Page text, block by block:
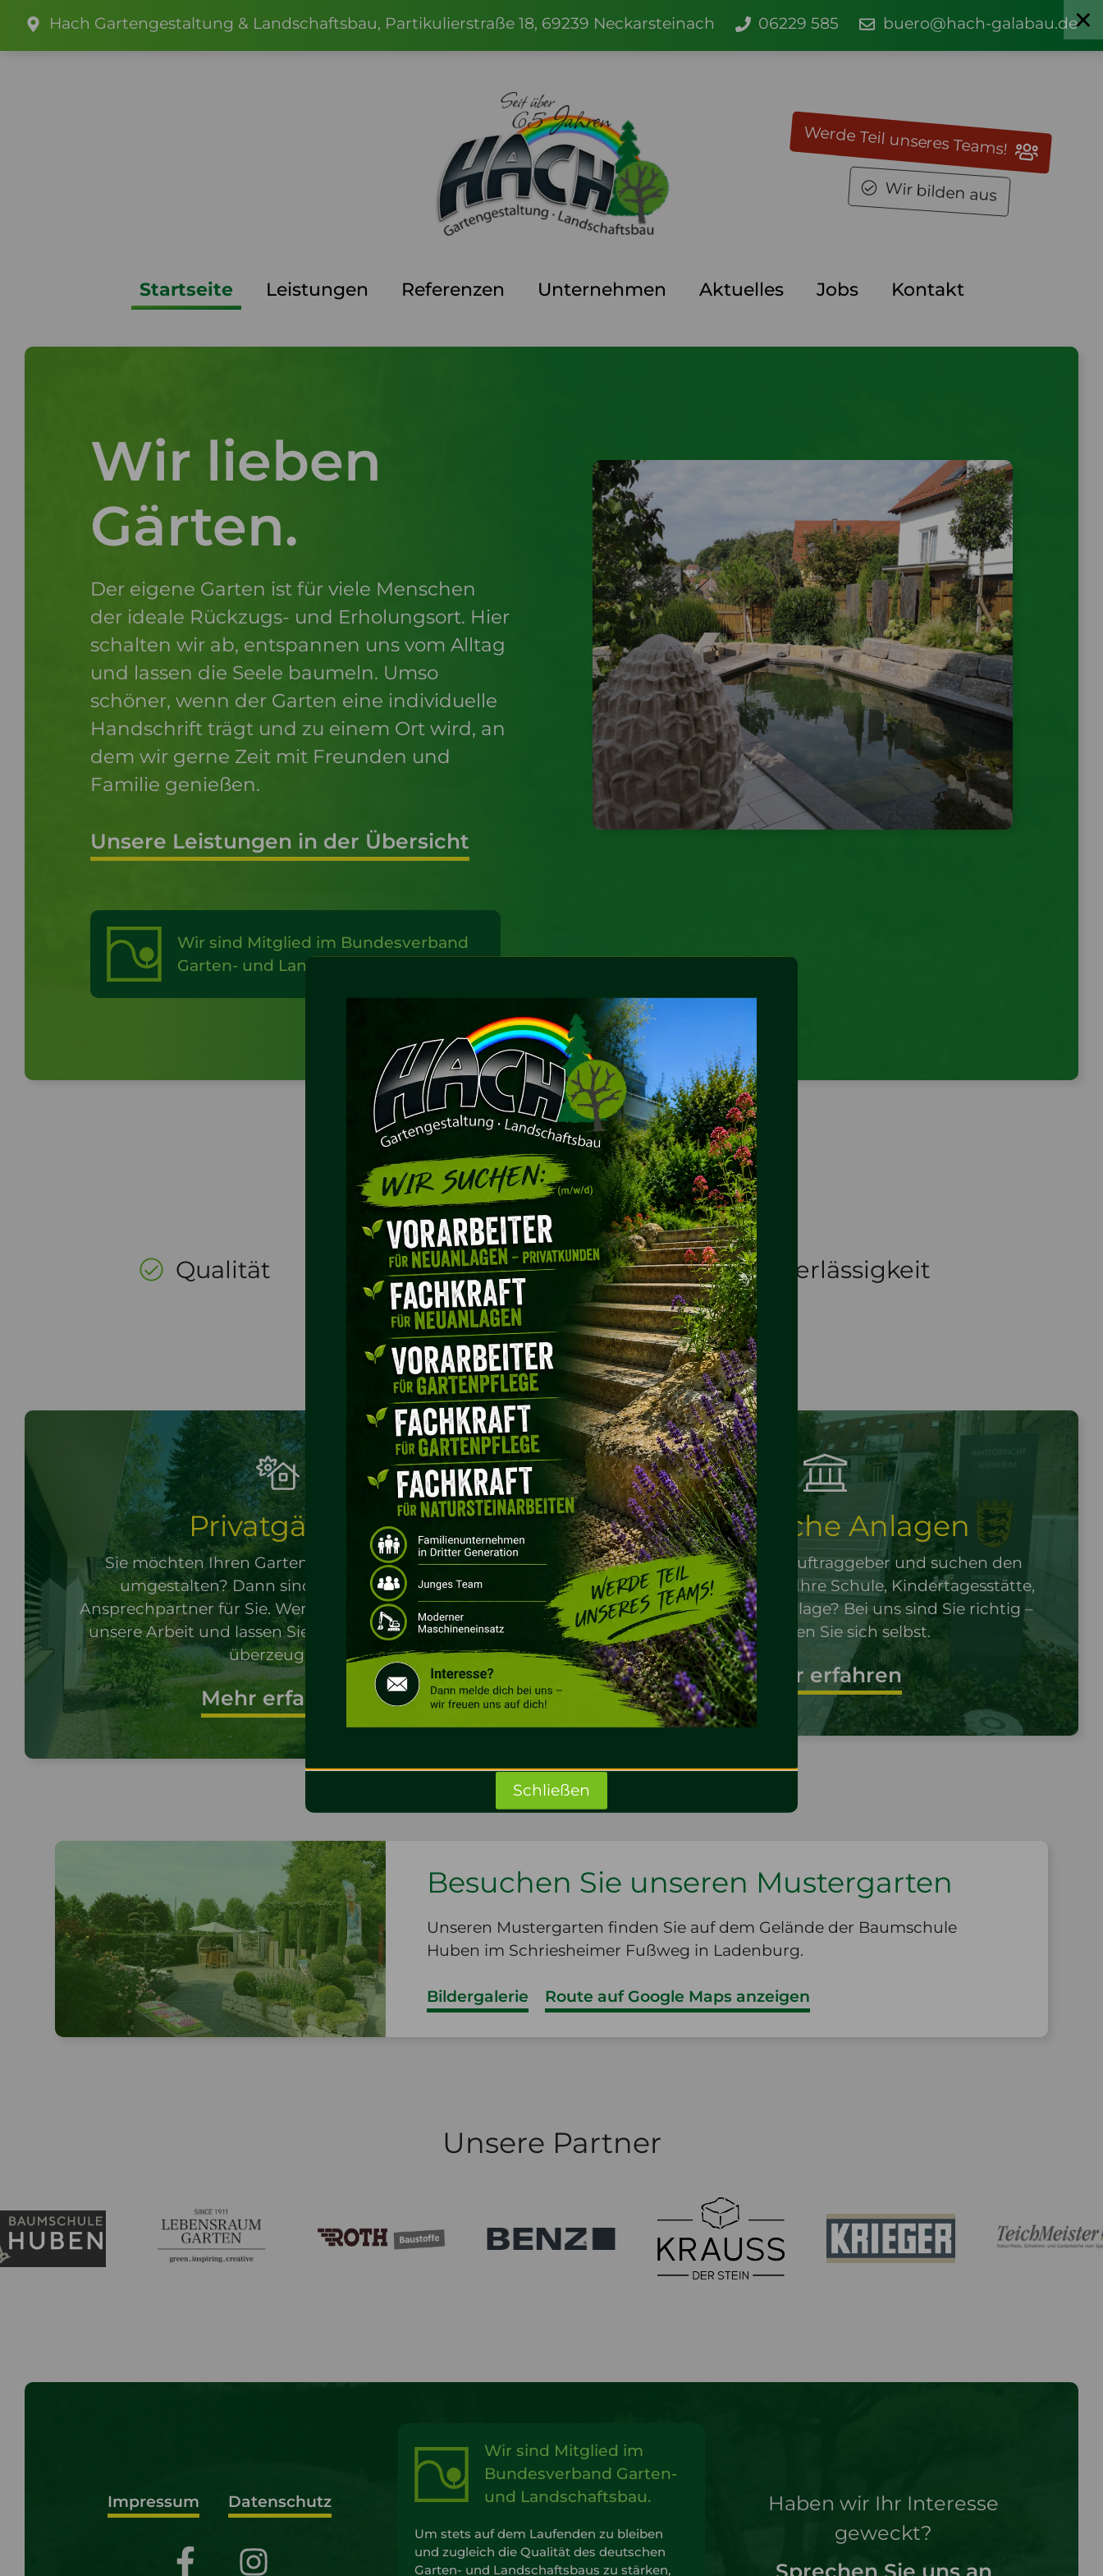
Inhalt
springen
Hach Gartengestaltung & Landschaftsbau, Partikulierstraße 18, 69239 Neckarsteinach 06229 585 buero@hach-galabau.de
Werde Teil unseres Teams!
Wir bilden aus
Startseite Leistungen Referenzen Unternehmen Aktuelles Jobs Kontakt
Wir lieben
Gärten.
Der eigene Garten ist für viele Menschen
der ideale Rückzugs- und Erholungsort. Hier
schalten wir ab, entspannen uns vom Alltag
und lassen die Seele baumeln. Umso
schöner, wenn der Garten eine individuelle
Handschrift trägt und zu einem Ort wird, an
dem wir gerne Zeit mit Freunden und
Familie genießen.
Unsere Leistungen in der Übersicht
Wir sind Mitglied im Bundesverband
Garten- und Landschaftsbau.
Seit über 65 Jahren
Qualität Erfahrung Kompetenz
Zuverlässigkeit
Kreativität
Privatgärten
Sie möchten Ihren Garten neu anlegen oder
umgestalten? Dann sind wir der richtige
Ansprechpartner für Sie. Werfen Sie einen Blick auf
unsere Arbeit und lassen Sie sich inspirieren und
überzeugen.
Mehr erfahren
Öffentliche Anlagen
Sie sind öffentlicher Auftraggeber und suchen den
passenden Partner für Ihre Schule, Kindertagesstätte,
Spielplatz oder Grünanlage? Bei uns sind Sie richtig –
überzeugen Sie sich selbst.
Mehr erfahren
Besuchen Sie unseren Mustergarten
Unseren Mustergarten finden Sie auf dem Gelände der Baumschule
Huben im Schriesheimer Fußweg in Ladenburg.
Bildergalerie Route auf Google Maps anzeigen
Unsere Partner
Impressum Datenschutz
Wir sind Mitglied im
Bundesverband Garten-
und Landschaftsbau.
Um stets auf dem Laufenden zu bleiben
und zugleich die Qualität des deutschen
Garten- und Landschaftsbaus zu stärken,
Haben wir Ihr Interesse
geweckt?
Schließen